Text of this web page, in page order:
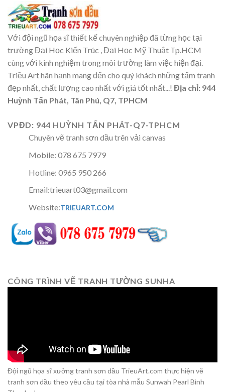
Với đội ngũ họa sĩ thiết kế chuyên nghiệp đã từng học tại
trường Đại Học Kiến Trúc , Đại Học Mỹ Thuật Tp.HCM
cùng với kinh nghiệm trong môi trường làm việc hiện đại.
Triều Art hân hạnh mang đến cho quý khách những tấm tranh
đẹp nhất, chất lượng cao nhất với giá tốt nhất...! Địa chỉ: 944
Huỳnh Tấn Phát, Tân Phú, Q7, TPHCM
VPĐD: 944 HUỲNH TẤN PHÁT-Q7-TPHCM
Chuyên vẽ tranh sơn dầu trên vải canvas
Mobile: 078 675 7979
Hotline: 0965 950 266
Email:trieuart03@gmail.com
Website:TRIEUART.COM
CÔNG TRÌNH VẼ TRANH TƯỜNG SUNHA
Đội ngũ họa sĩ xưởng tranh sơn dầu TrieuArt.com thực hiện vẽ
tranh sơn dầu theo yêu cầu tại tòa nhà mẫu Sunwah Pearl Bình